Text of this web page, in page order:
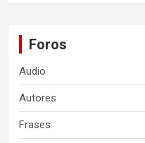
Foros
Audio
Autores
Frases